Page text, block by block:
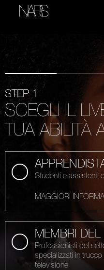
STEP 1
SCEGLI IL
TUA ABILITÀ
Studenti e assistenti
MAGGIORI
MEMBRI
Professionisti del
specializzati in
televisione